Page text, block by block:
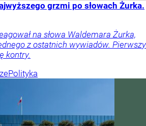
grzmi po słowach Żurka.
na słowa Waldemara Żurka,
z ostatnich wywiadów. Pierwszy
kontry.
Polityka